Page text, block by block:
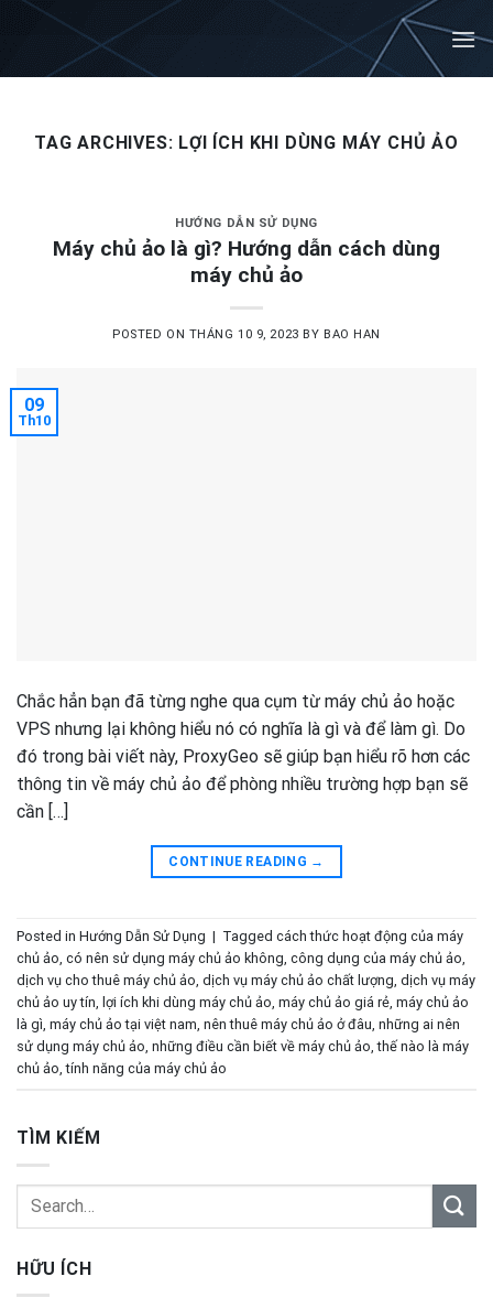
Skip
content
TAG ARCHIVES: LỢI ÍCH KHI DÙNG MÁY CHỦ ẢO
HƯỚNG DẪN SỬ DỤNG
Máy chủ ảo là gì? Hướng dẫn cách dùng
máy chủ ảo
POSTED ON THÁNG 10 9, 2023 BY BAO HAN
09
Th10
Chắc hẳn bạn đã từng nghe qua cụm từ máy chủ ảo hoặc
VPS nhưng lại không hiểu nó có nghĩa là gì và để làm gì. Do
đó trong bài viết này, ProxyGeo sẽ giúp bạn hiểu rõ hơn các
thông tin về máy chủ ảo để phòng nhiều trường hợp bạn sẽ
cần […]
CONTINUE READING →
Posted in Hướng Dẫn Sử Dụng | Tagged cách thức hoạt động của máy
chủ ảo, có nên sử dụng máy chủ ảo không, công dụng của máy chủ ảo,
dịch vụ cho thuê máy chủ ảo, dịch vụ máy chủ ảo chất lượng, dịch vụ máy
chủ ảo uy tín, lợi ích khi dùng máy chủ ảo, máy chủ ảo giá rẻ, máy chủ ảo
là gì, máy chủ ảo tại việt nam, nên thuê máy chủ ảo ở đâu, những ai nên
sử dụng máy chủ ảo, những điều cần biết về máy chủ ảo,thế nào là máy
chủ ảo,tính năng của máy chủ ảo
TÌM KIẾM
HỮU ÍCH